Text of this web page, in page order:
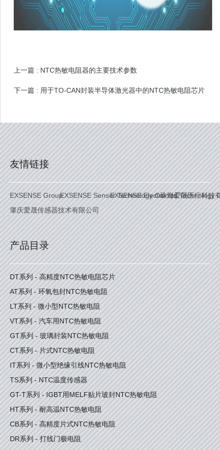
上一篇 : NTC热敏电阻器的主要技术参数
下一篇 : 用于TO-CAN封装半导体激光器中的NTC热敏电阻芯片
友情链接
EXSENSE GroupEXSENSE Sensor Technology Co. Ltd.
EXSENSE Electronics Technology
珠海爱晟医疗科技
肇庆爱晟传感器技术有限公司
产品目录
DT系列 - 高精度NTC热敏电阻芯片
AT系列 - 环氧包封NTC热敏电阻
LT系列 - 微小型NTC热敏电阻
VT系列 - 汽车用NTC热敏电阻
GT系列 - 玻璃封装NTC热敏电阻
CT系列 - 片式NTC热敏电阻
IT系列 - 微小型绝缘引线NTC热敏电阻
TS系列 - NTC温度传感器
GT-T系列 - IGBT用MELF贴片玻封NTC热敏电阻
HT系列 - 耐高温NTC热敏电阻
CB系列 - 高精度片式NTC热敏电阻
DR系列 - 打线门极电阻